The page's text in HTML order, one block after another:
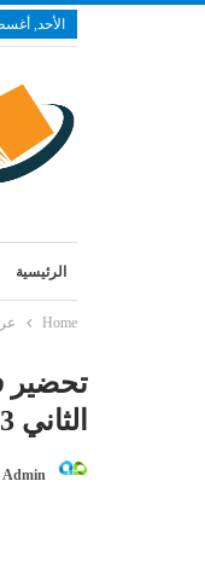
الأحد, أغسطس
الرئيسية
Home
تحضير
الثاني 1443
Admin